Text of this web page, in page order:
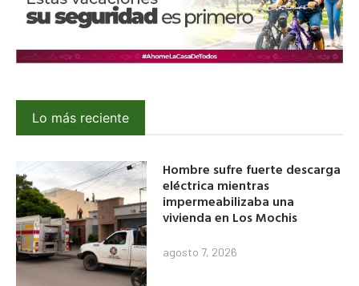
Lo más reciente
Hombre sufre fuerte descarga
eléctrica mientras
impermeabilizaba una
vivienda en Los Mochis
agosto 7, 2026